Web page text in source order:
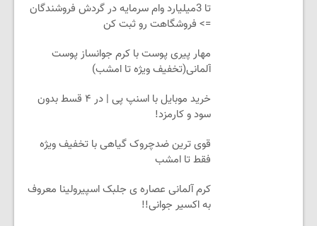
تا 3میلیارد وام سرمایه در گردش فروشندگان
=> فروشگاهت رو ثبت کن
مهار پیری پوست با کرم جوانساز پوست
آلمانی(تخفیف ویژه تا امشب)
خرید موبایل با اسنپ پی | در ۴ قسط بدون
سود و کارمزد!
قوی ترین ضدچروک گیاهی با تخفیف ویژه
فقط تا امشب
کرم آلمانی عصاره ی جلبک اسپیرولینا معروف
به اکسیر جوانی!!